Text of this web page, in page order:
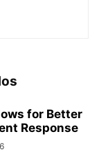
for Better
Response